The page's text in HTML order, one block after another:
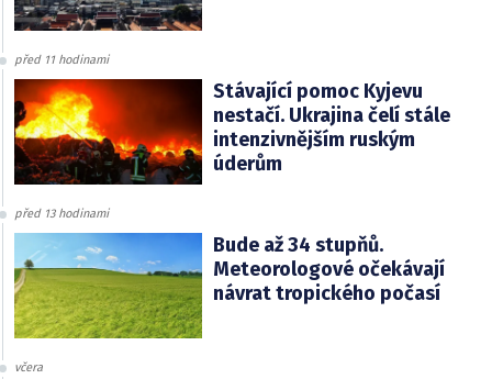
před 11 hodinami
Stávající pomoc Kyjevu
nestačí. Ukrajina čelí stále
intenzivnějším ruským
úderům
před 13 hodinami
Bude až 34 stupňů.
Meteorologové očekávají
návrat tropického počasí
včera